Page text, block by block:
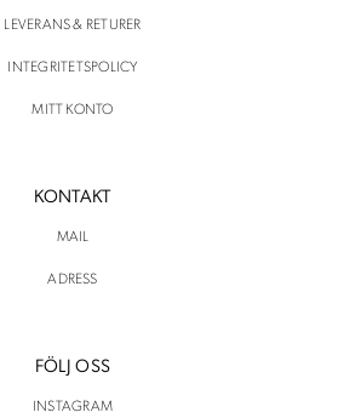
LEVERANS & RETURER
INTEGRITETSPOLICY
MITT KONTO
KONTAKT
MAIL
ADRESS
FÖLJ OSS
INSTAGRAM